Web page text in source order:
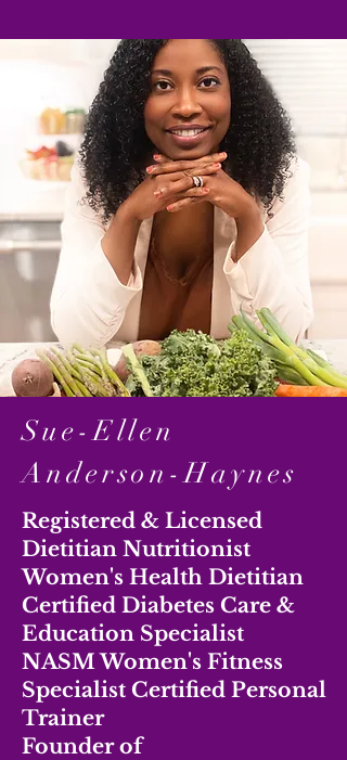
Sue-Ellen
Anderson-Haynes
Registered & Licensed
Dietitian Nutritionist
Women's Health Dietitian
Certified Diabetes Care &
Education Specialist
NASM Women's Fitness
Specialist Certified Personal
Trainer
Founder of